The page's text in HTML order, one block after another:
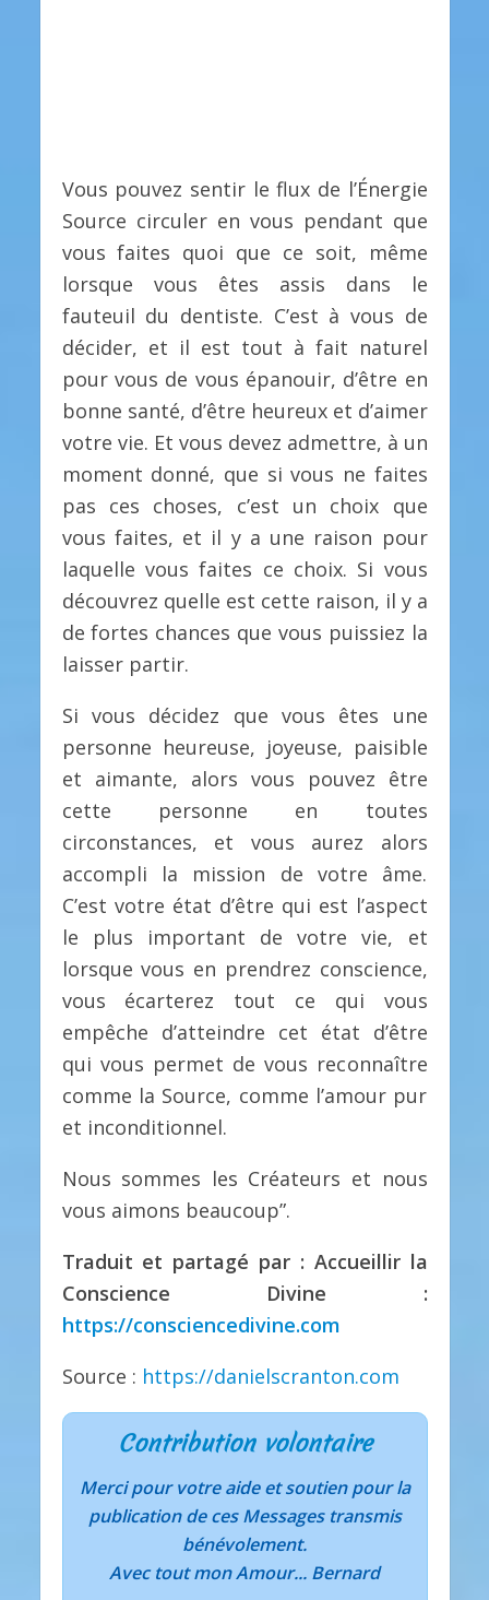
Vous pouvez sentir le flux de l’Énergie
Source circuler en vous pendant que
vous faites quoi que ce soit, même
lorsque vous êtes assis dans le
fauteuil du dentiste. C’est à vous de
décider, et il est tout à fait naturel
pour vous de vous épanouir, d’être en
bonne santé, d’être heureux et d’aimer
votre vie. Et vous devez admettre, à un
moment donné, que si vous ne faites
pas ces choses, c’est un choix que
vous faites, et il y a une raison pour
laquelle vous faites ce choix. Si vous
découvrez quelle est cette raison, il y a
de fortes chances que vous puissiez la
laisser partir.
Si vous décidez que vous êtes une
personne heureuse, joyeuse, paisible
et aimante, alors vous pouvez être
cette personne en toutes
circonstances, et vous aurez alors
accompli la mission de votre âme.
C’est votre état d’être qui est l’aspect
le plus important de votre vie, et
lorsque vous en prendrez conscience,
vous écarterez tout ce qui vous
empêche d’atteindre cet état d’être
qui vous permet de vous reconnaître
comme la Source, comme l’amour pur
et inconditionnel.
Nous sommes les Créateurs et nous
vous aimons beaucoup”.
Traduit et partagé par : Accueillir la
Conscience Divine :
https://consciencedivine.com
Source : https://danielscranton.com
Contribution volontaire
Merci pour votre aide et soutien pour la
publication de ces Messages transmis
bénévolement.
Avec tout mon Amour... Bernard